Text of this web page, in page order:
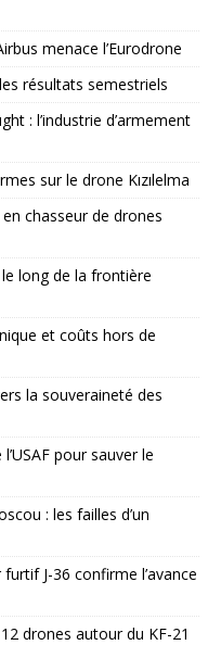
menace l’Eurodrone
résultats semestriels
: l’industrie d’armement
sur le drone Kızılelma
chasseur de drones
long de la frontière
et coûts hors de
la souveraineté des
pour sauver le
: les failles d’un
J-36 confirme l’avance
drones autour du KF-21